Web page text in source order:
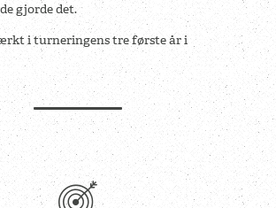
gjorde det.
i turneringens tre første år i